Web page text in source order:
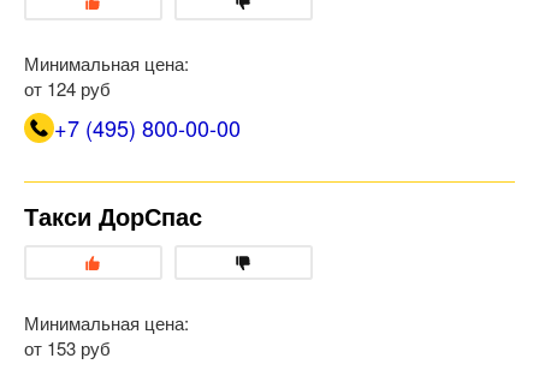
Минимальная цена:
от 124 руб
+7 (495) 800-00-00
Такси ДорСпас
Минимальная цена:
от 153 руб